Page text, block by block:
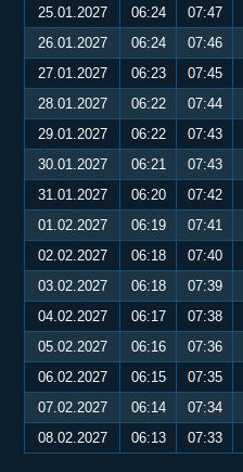
25.01.2027
06:24 07:47
26.01.2027
06:24 07:46
27.01.2027
06:23 07:45
28.01.2027
06:22 07:44
29.01.2027
06:22 07:43
30.01.2027
06:21 07:43
31.01.2027
06:20 07:42
01.02.2027
06:19 07:41
02.02.2027
06:18 07:40
03.02.2027
06:18 07:39
04.02.2027
06:17 07:38
05.02.2027
06:16 07:36
06.02.2027
06:15 07:35
07.02.2027
06:14 07:34
08.02.2027
06:13 07:33